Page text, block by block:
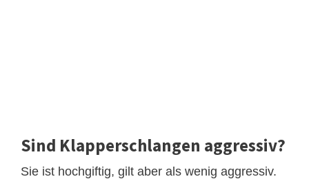
Sind Klapperschlangen aggressiv?
Sie ist hochgiftig, gilt aber als wenig aggressiv.